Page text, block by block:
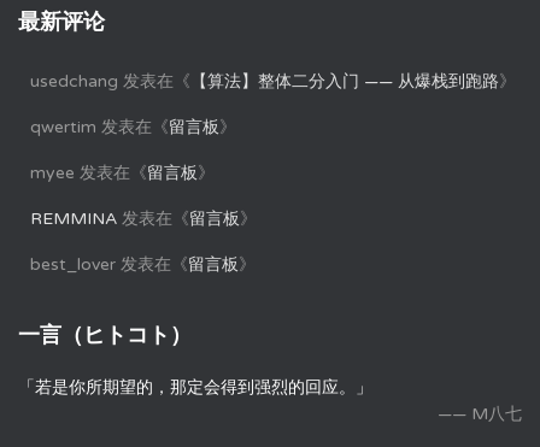
最新评论
usedchang 发表在《 【算法】整体二分入门 —— 从爆栈到跑路》
qwertim 发表在《留言板》
myee 发表在《留言板》
REMMINA 发表在《留言板》
best_lover 发表在《留言板》
一言（ヒトコト）
「若是你所期望的，那定会得到强烈的回应。」
—— M八七